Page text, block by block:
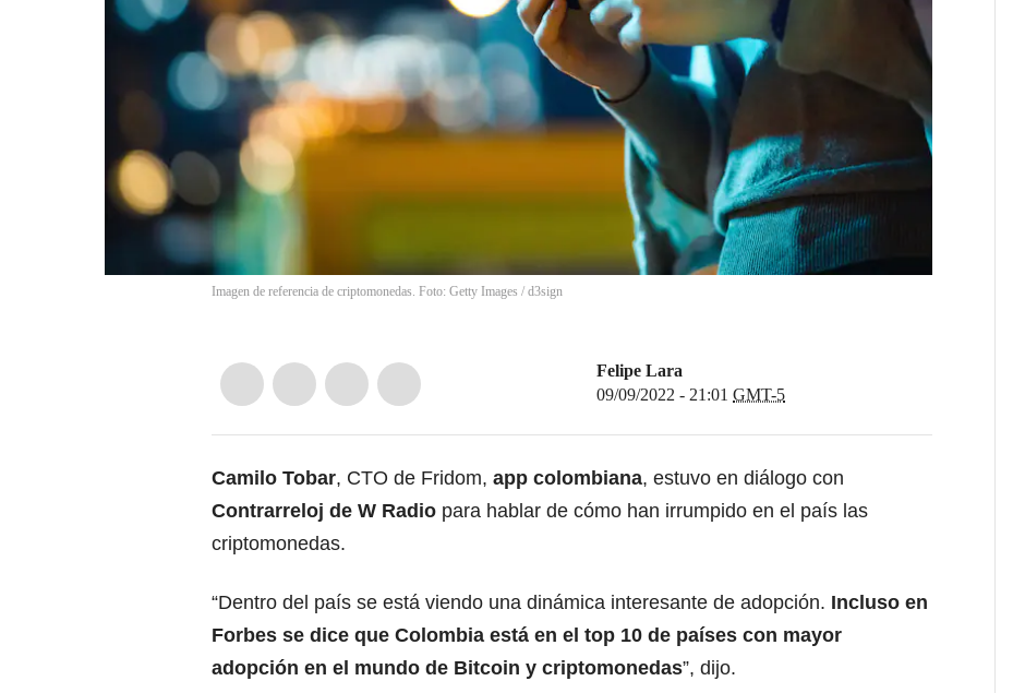
Imagen de referencia de criptomonedas. Foto: Getty Images / d3sign
Felipe Lara
09/09/2022 - 21:01 GMT-5
Camilo Tobar, CTO de Fridom, app colombiana, estuvo en diálogo con
Contrarreloj de W Radio para hablar de cómo han irrumpido en el país las
criptomonedas.
“Dentro del país se está viendo una dinámica interesante de adopción. Incluso en
Forbes se dice que Colombia está en el top 10 de países con mayor
adopción en el mundo de Bitcoin y criptomonedas”, dijo.